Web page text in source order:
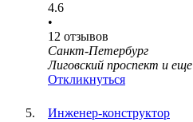
4.6
•
12 отзывов
Санкт-Петербург
Лиговский проспект и еще
Откликнуться
Инженер-конструктор